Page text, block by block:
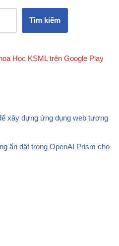
Tìm kiếm
Học KSML trên Google Play
xây dựng ứng dụng web tương
ẩn dật trong OpenAI Prism cho